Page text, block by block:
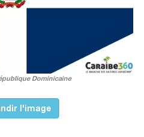
Dominicaine
l'image